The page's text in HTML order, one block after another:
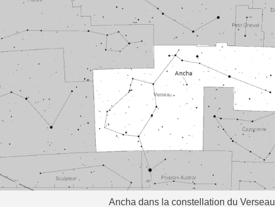
Ancha dans la constellation du Verseau